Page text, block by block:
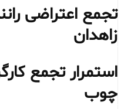
تجمع اعتراضی
زاهدان
استمرار تجمع
چوب